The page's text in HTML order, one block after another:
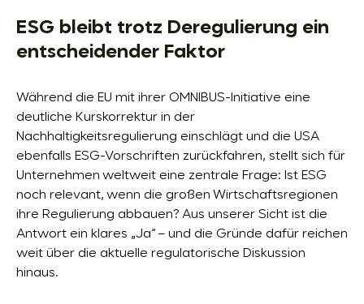
ESG bleibt trotz Deregulierung ein
entscheidender Faktor
Während die EU mit ihrer OMNIBUS-Initiative eine
deutliche Kurskorrektur in der
Nachhaltigkeitsregulierung einschlägt und die USA
ebenfalls ESG-Vorschriften zurückfahren, stellt sich für
Unternehmen weltweit eine zentrale Frage: Ist ESG
noch relevant, wenn die großen Wirtschaftsregionen
ihre Regulierung abbauen? Aus unserer Sicht ist die
Antwort ein klares „Ja“ – und die Gründe dafür reichen
weit über die aktuelle regulatorische Diskussion
hinaus.